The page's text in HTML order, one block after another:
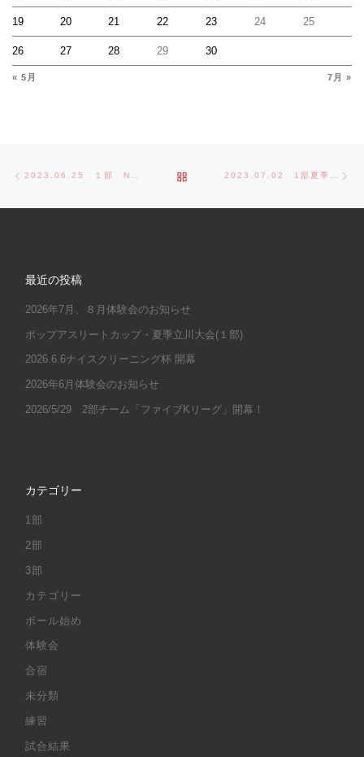
« 5月 7月 »
19 20 21 22 23 24 25
26 27 28 29 30
Post navigation
2023.06.25 １部 NICEクリーニング杯VS南小レッドイーグルス BACK TO POST LIST 2023.07.02 1部夏季立川大会VS立川クラブ
最近の投稿
2026年7月、８月体験会のお知らせ
ポップアスリートカップ・夏季立川大会(１部)
2026.6.6ナイスクリーニング杯 開幕
2026年6月体験会のお知らせ
2026/5/29 2部チーム「ファイブKリーグ」開幕！
カテゴリー
1部
2部
3部
カテゴリー
ボール始め
体験会
合宿
未分類
練習
試合結果